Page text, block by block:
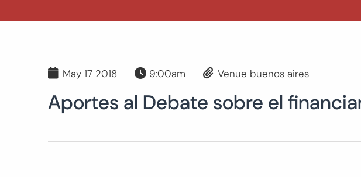
May 17 2018 9:00am Venue buenos aires
Aportes al Debate sobre el